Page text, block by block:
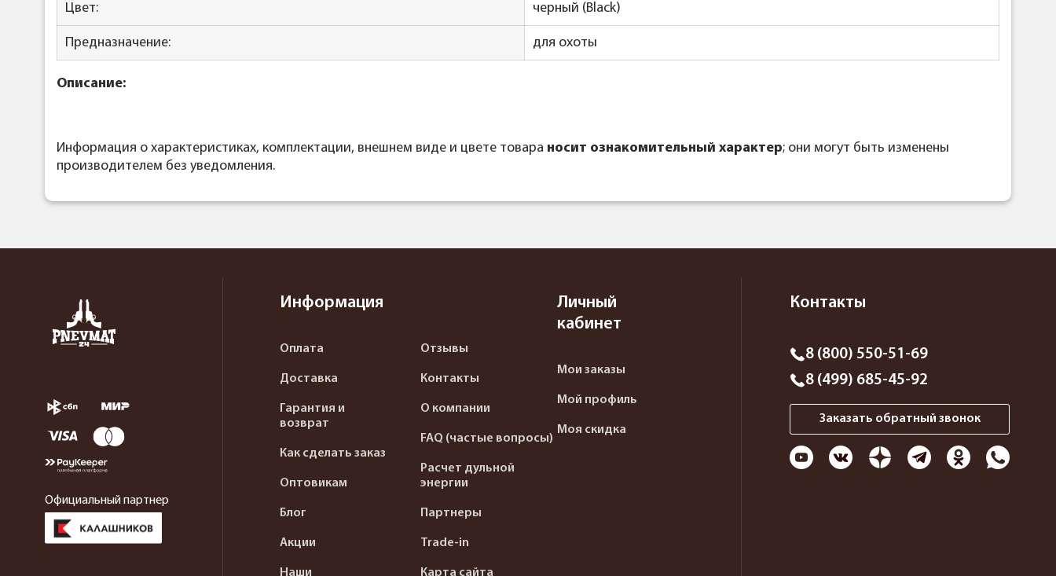
Цвет: черный (Black)
Предназначение: для охоты
Описание:
Информация о характеристиках, комплектации, внешнем виде и цвете товара носит ознакомительный характер; они могут быть изменены
производителем без уведомления.
Официальный партнер
Информация
Оплата
Доставка
Гарантия и
возврат
Как сделать заказ
Оптовикам
Блог
Акции
Наши
Отзывы
Контакты
О компании
FAQ (частые вопросы)
Расчет дульной
энергии
Партнеры
Trade-in
Карта сайта
Личный
кабинет
Мои заказы
Мой профиль
Моя скидка
Контакты
8 (800) 550-51-69
8 (499) 685-45-92
Заказать обратный звонок